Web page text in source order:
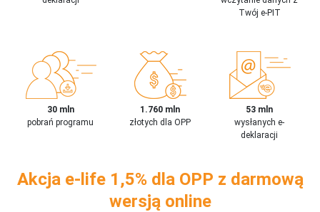
Twój e-PIT
30 mln
pobrań programu
1.760 mln
złotych dla OPP
53 mln
wysłanych e-
deklaracji
Akcja e-life 1,5% dla OPP z darmową
wersją online